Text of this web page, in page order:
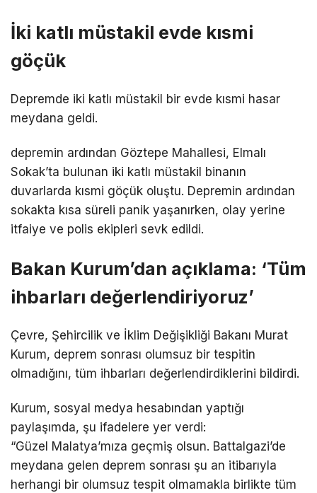
İki katlı müstakil evde kısmi
göçük
Depremde iki katlı müstakil bir evde kısmi hasar
meydana geldi.
depremin ardından Göztepe Mahallesi, Elmalı
Sokak’ta bulunan iki katlı müstakil binanın
duvarlarda kısmi göçük oluştu. Depremin ardından
sokakta kısa süreli panik yaşanırken, olay yerine
itfaiye ve polis ekipleri sevk edildi.
Bakan Kurum’dan açıklama: ‘Tüm
ihbarları değerlendiriyoruz’
Çevre, Şehircilik ve İklim Değişikliği Bakanı Murat
Kurum, deprem sonrası olumsuz bir tespitin
olmadığını, tüm ihbarları değerlendirdiklerini bildirdi.
Kurum, sosyal medya hesabından yaptığı
paylaşımda, şu ifadelere yer verdi:
“Güzel Malatya’mıza geçmiş olsun. Battalgazi’de
meydana gelen deprem sonrası şu an itibarıyla
herhangi bir olumsuz tespit olmamakla birlikte tüm